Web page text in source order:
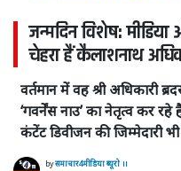
जन्मदिन विशेष:
चेहरा हैं कैलाशनाथ
वर्तमान में वह श्री अधिकारी
‘गवर्नेंस नाउ’ का नेतृत्व कर
कंटेंट डिवीजन की जिम्मेदारी
byसमाचार4मीडिया ब्यूरो ।।